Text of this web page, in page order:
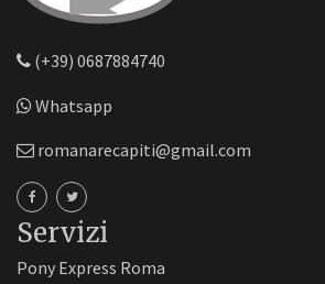
(+39) 0687884740
Whatsapp
romanarecapiti@gmail.com
Servizi
Pony Express Roma